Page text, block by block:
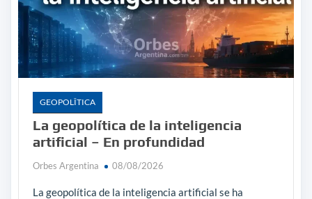
GEOPOLÎTICA
La geopolítica de la inteligencia
artificial – En profundidad
Orbes Argentina 08/08/2026
La geopolítica de la inteligencia artificial se ha